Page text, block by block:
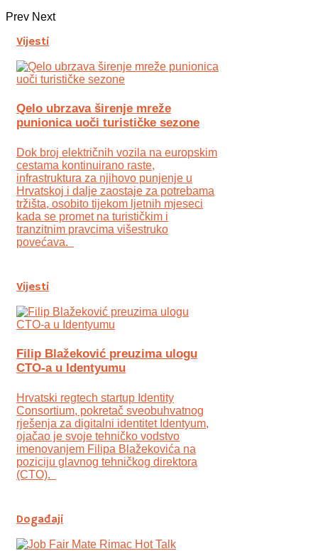
Prev Next
Vijesti
Qelo ubrzava širenje mreže
punionica uoči turističke sezone
Dok broj električnih vozila na europskim
cestama kontinuirano raste,
infrastruktura za njihovo punjenje u
Hrvatskoj i dalje zaostaje za potrebama
tržišta, osobito tijekom ljetnih mjeseci
kada se promet na turističkim i
tranzitnim pravcima višestruko
povećava.
Vijesti
Filip Blažeković preuzima ulogu
CTO-a u Identyumu
Hrvatski regtech startup Identity
Consortium, pokretač sveobuhvatnog
rješenja za digitalni identitet Identyum,
ojаčao je svoje tehničko vodstvo
imenovanjem Filipa Blažekovića na
poziciju glavnog tehničkog direktora
(CTO).
Događaji